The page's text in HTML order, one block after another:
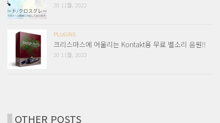
20 11월, 2022
PLUGINS
크리스마스에 어울리는 Kontakt용 무료 벨소리 음원!!
20 11월, 2022
OTHER POSTS